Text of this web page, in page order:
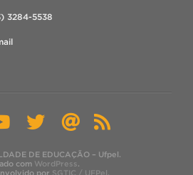
3284-5538
DE EDUCAÇÃO – Ufpel.
com WordPress.
por SGTIC / UFPel.